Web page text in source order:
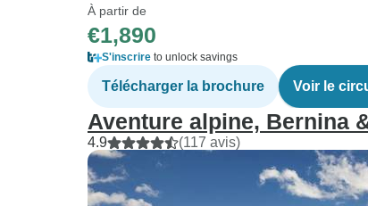
À partir de
€1,890
S'inscrire to unlock savings
Télécharger la brochure Voir le
Aventure alpine, Bernina
4.9 (117 avis)